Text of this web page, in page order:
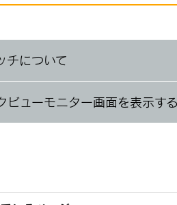
チについて
ビューモニター画面を表示する